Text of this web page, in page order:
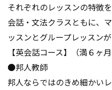
それぞれのレッスンの特徴
会話・文法クラスともに、
ッスンとグループレッスンが
【英会話コース】（満６ヶ
●邦人教師
邦人ならではのきめ細かい